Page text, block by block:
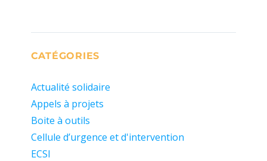
CATÉGORIES
Actualité solidaire
Appels à projets
Boite à outils
Cellule d’urgence et d'intervention
ECSI